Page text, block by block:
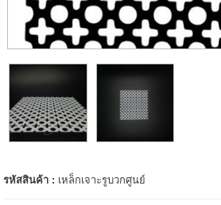
รหัสสินค้า : เหล็กเจาะรูบวกศูนย์